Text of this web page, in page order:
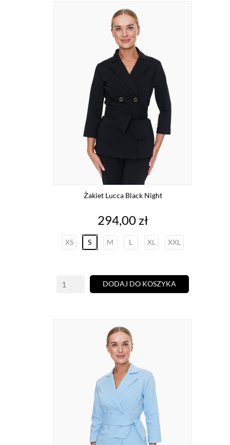
Żakiet Lucca Black Night
Cena
294,00 zł
XS S M L XL XXL
DODAJ DO KOSZYKA